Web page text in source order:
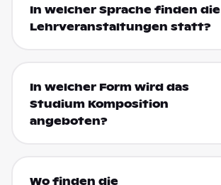
In welcher Sprache finden die
Lehrveranstaltungen statt?
In welcher Form wird das
Studium Komposition
angeboten?
Wo finden die